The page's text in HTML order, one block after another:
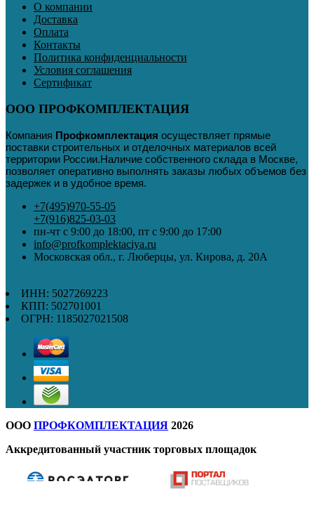
О компании
Доставка
Оплата
Контакты
Политика конфиденциальности
Условия соглашения
Сертификат
ООО ПРОФКОМПЛЕКТАЦИЯ
Компания Профкомплектация осуществляет прямые
поставки строительных и отделочных материалов всей
территории России.Наличие собственного склада в Москве,
позволяет оперативно выполнять заказы любых объемов без
задержек и в удобное время.
+7(495)970-55-05
+7(916)825-03-03
пн-чт с 9:00 до 18:00, пт с 9:00 до 17:00
info@profkomplektaciya.ru
Московская обл., г. Люберцы, ул. Кирова, д. 20А
ИНН: 5027269223
КПП: 502701001
ОГРН: 1185027021508
ООО ПРОФКОМПЛЕКТАЦИЯ 2026
Аккредитованный участник торговых площадок